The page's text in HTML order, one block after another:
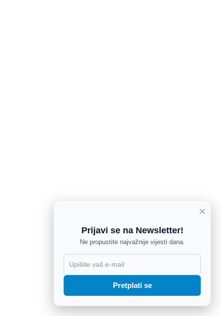
×
Prijavi se na Newsletter!
Ne propustite najvažnije vijesti dana.
Pretplati se